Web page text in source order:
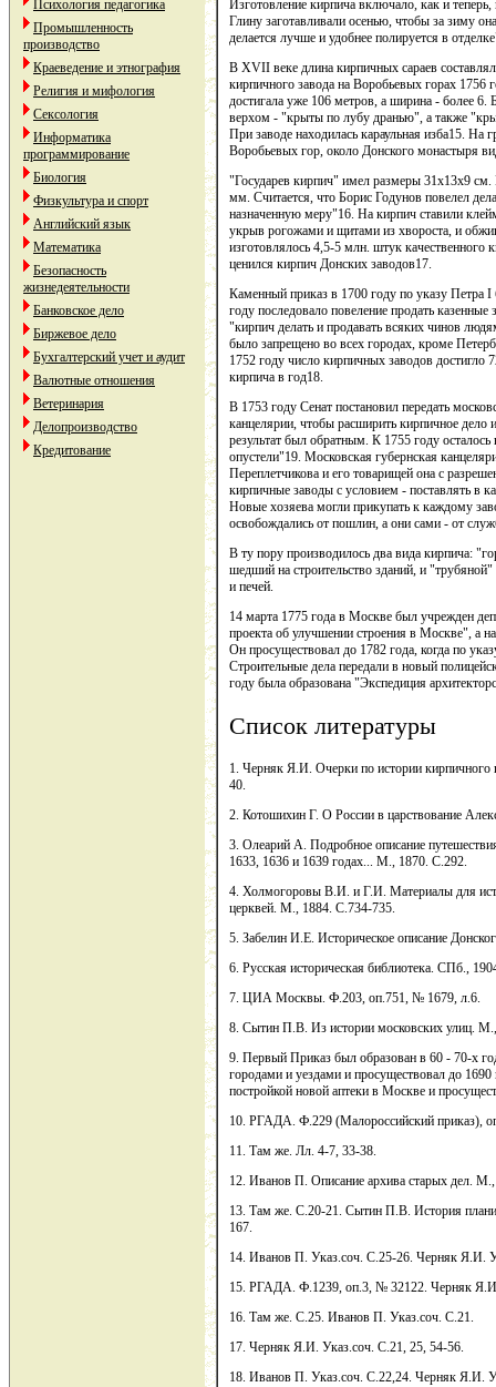
Психология педагогика
Промышленность
производство
Краеведение и этнография
Религия и мифология
Сексология
Информатика
программирование
Биология
Физкультура и спорт
Английский язык
Математика
Безопасность
жизнедеятельности
Банковское дело
Биржевое дело
Бухгалтерский учет и аудит
Валютные отношения
Ветеринария
Делопроизводство
Кредитование
Изготовление кирпича включало, как и
Глину заготавливали осенью, чтобы за зиму
делается лучше и удобнее полируется в
В XVII веке длина кирпичных сараев
кирпичного завода на Воробьевых горах 1756
достигала уже 106 метров, а ширина - более
верхом - "крыты по лубу дранью", а также
При заводе находилась караульная изба15.
Воробьевых гор, около Донского монастыря
"Государев кирпич" имел размеры 31х13х9
мм. Считается, что Борис Годунов повелел
назначенную меру"16. На кирпич ставили
укрыв рогожами и щитами из хвороста, и
изготовлялось 4,5-5 млн. штук качественного
ценился кирпич Донских заводов17.
Каменный приказ в 1700 году по указу Петра
году последовало повеление продать
"кирпич делать и продавать всяких чинов
было запрещено во всех городах, кроме
1752 году число кирпичных заводов
кирпича в год18.
В 1753 году Сенат постановил передать
канцелярии, чтобы расширить кирпичное дело
результат был обратным. К 1755 году
опустели"19. Московская губернская
Переплетчикова и его товарищей она с
кирпичные заводы с условием - поставлять в
Новые хозяева могли прикупать к каждому
освобождались от пошлин, а они сами - от
В ту пору производилось два вида кирпича:
шедший на строительство зданий, и
и печей.
14 марта 1775 года в Москве был учрежден
проекта об улучшении строения в Москве", а
Он просуществовал до 1782 года, когда по
Строительные дела передали в новый
году была образована "Экспедиция
Список литературы
1. Черняк Я.И. Очерки по истории
40.
2. Котошихин Г. О России в царствование
3. Олеарий А. Подробное описание
1633, 1636 и 1639 годах... М., 1870. С.292.
4. Холмогоровы В.И. и Г.И. Материалы для
церквей. М., 1884. С.734-735.
5. Забелин И.Е. Историческое описание
6. Русская историческая библиотека. СПб.,
7. ЦИА Москвы. Ф.203, оп.751, № 1679, л.6.
8. Сытин П.В. Из истории московских улиц.
9. Первый Приказ был образован в 60 - 70-х
городами и уездами и просуществовал до 1690
постройкой новой аптеки в Москве и
10. РГАДА. Ф.229 (Малороссийский приказ),
11. Там же. Лл. 4-7, 33-38.
12. Иванов П. Описание архива старых дел.
13. Там же. С.20-21. Сытин П.В. История
167.
14. Иванов П. Указ.соч. С.25-26. Черняк Я.И.
15. РГАДА. Ф.1239, оп.3, № 32122. Черняк
16. Там же. С.25. Иванов П. Указ.соч. С.21.
17. Черняк Я.И. Указ.соч. С.21, 25, 54-56.
18. Иванов П. Указ.соч. С.22,24. Черняк Я.И.